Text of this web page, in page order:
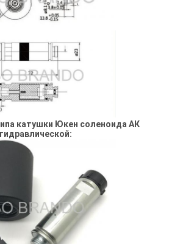
катушки Юкен соленоида АК